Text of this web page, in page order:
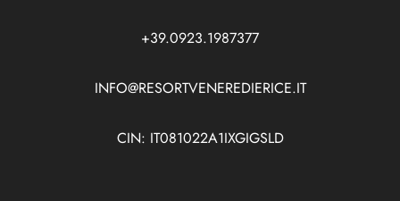
+39.0923.1987377
INFO@RESORTVENEREDIERICE.IT
CIN: IT081022A1IXGIGSLD